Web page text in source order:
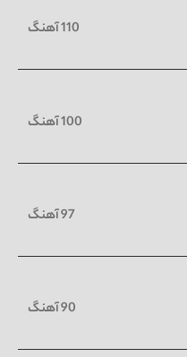
110 آهنگ
100 آهنگ
97 آهنگ
90 آهنگ